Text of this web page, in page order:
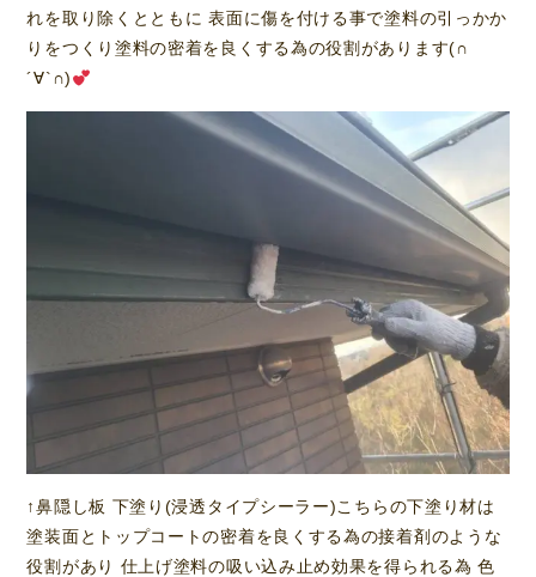
れを取り除くとともに 表面に傷を付ける事で塗料の引っかか
りをつくり塗料の密着を良くする為の役割があります(∩
´∀`∩)
↑鼻隠し板 下塗り(浸透タイプシーラー)こちらの下塗り材は
塗装面とトップコートの密着を良くする為の接着剤のような
役割があり 仕上げ塗料の吸い込み止め効果を得られる為 色